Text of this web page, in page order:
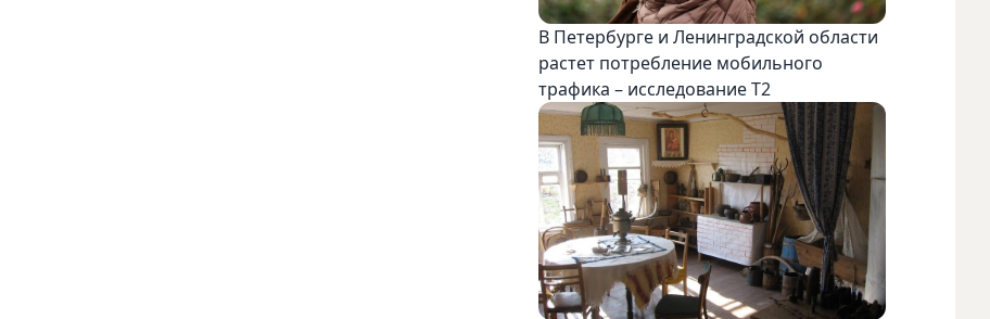
В Петербурге и Ленинградской области
растет потребление мобильного
трафика – исследование T2